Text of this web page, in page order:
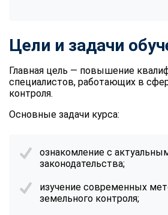
Цели и задачи
Главная цель — повышение
специалистов, работающих в
контроля.
Основные задачи курса:
ознакомление с
законодательства;
изучение современных
земельного контроля;